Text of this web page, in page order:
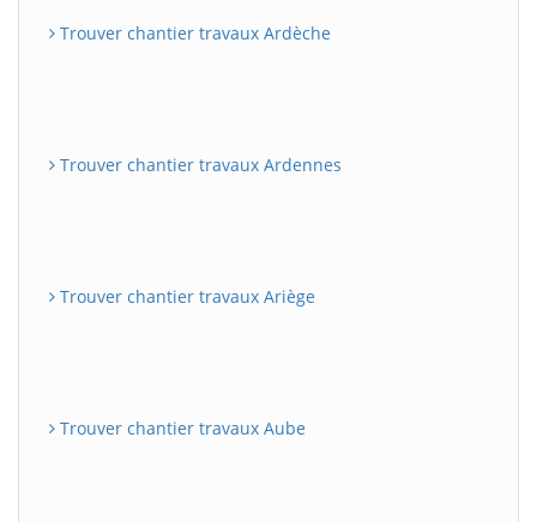
Trouver chantier travaux Ardèche
Trouver chantier travaux Ardennes
Trouver chantier travaux Ariège
Trouver chantier travaux Aube